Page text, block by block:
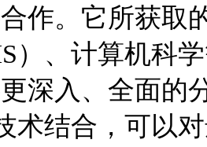
作。它所获取
）、计算机科
深入、全面的
术结合，可以